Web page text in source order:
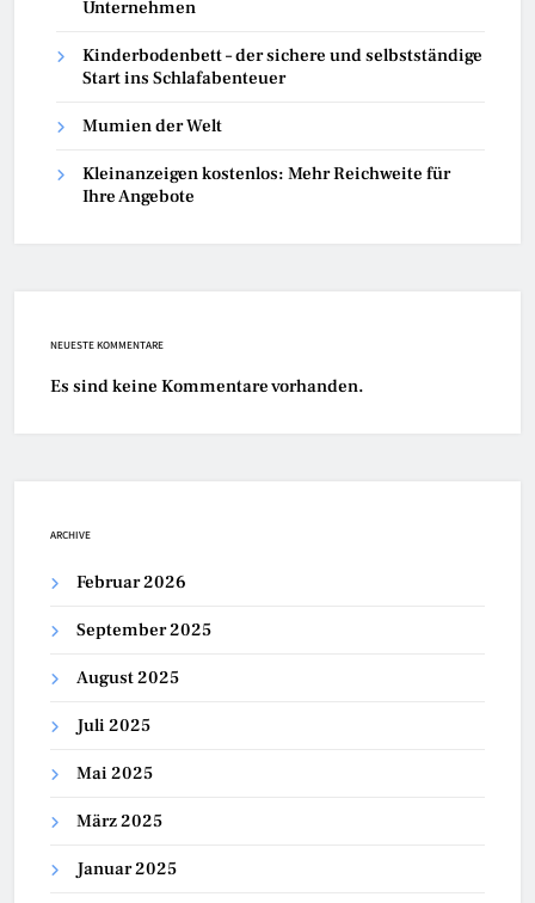
Unternehmen
Kinderbodenbett – der sichere und selbstständige
Start ins Schlafabenteuer
Mumien der Welt
Kleinanzeigen kostenlos: Mehr Reichweite für
Ihre Angebote
NEUESTE KOMMENTARE
Es sind keine Kommentare vorhanden.
ARCHIVE
Februar 2026
September 2025
August 2025
Juli 2025
Mai 2025
März 2025
Januar 2025